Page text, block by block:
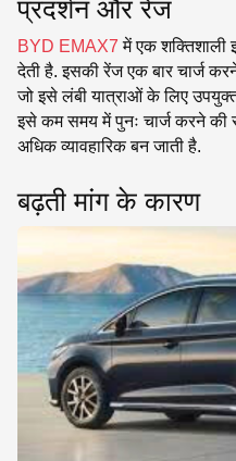
प्रदर्शन और रेंज
BYD EMAX7में एक शक्तिशाली
देती है. इसकी रेंज एक बार चार्ज
जो इसे लंबी यात्राओं के लिए उपयुक्त
इसे कम समय में पुनः चार्ज करने की
अधिक व्यावहारिक बन जाती है.
बढ़ती मांग के कारण